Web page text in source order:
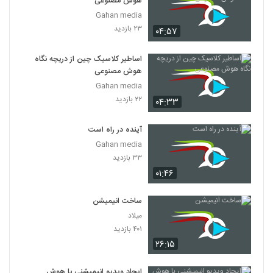
025019 - هوش مصنوعی سری اول
20
025020 - هوش مصنوعی سری اول
۴۵۱ بازدید
025021 - هوش مصنوعی سری اول
۴۸۲ بازدید
025022 - هوش مصنوعی سری اول
025023 - هوش مصنوعی سری اول
025024 - هوش مصنوعی سری اول
۰۴:۵۷
Gahan media
۲۳ بازدید
۰۴:۳۳
اساطیر کلاسیک چین از دریچه نگاه
هوش مصنوعی
Gahan media
۲۲ بازدید
۰۱:۴۶
آینده در راه است
Gahan media
۳۳ بازدید
۲۶:۱۵
ساخت انیمیشن
میلاد
۴۰۱ بازدید